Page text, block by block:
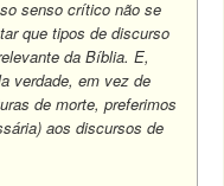
senso crítico não se
que tipos de discurso
da Bíblia. E,
verdade, em vez de
de morte, preferimos
aos discursos de